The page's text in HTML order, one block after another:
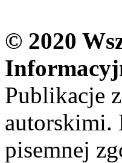
© 2020
Publikacje
autorskimi.
pisemnej